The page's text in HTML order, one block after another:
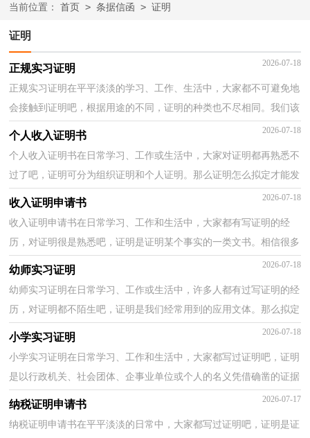
当前位置： 首页 > 条据信函 > 证明
证明
正规实习证明 2026-07-18
正规实习证明在平平淡淡的学习、工作、生活中，大家都不可避免地
会接触到证明吧，根据用途的不同，证明的种类也不尽相同。我们该
怎么拟定证明呢？以下是小编帮大家整理的正规实习证...
个人收入证明书 2026-07-18
个人收入证明书在日常学习、工作或生活中，大家对证明都再熟悉不
过了吧，证明可分为组织证明和个人证明。那么证明怎么拟定才能发
挥它最大的作用呢？以下是小编整理的个人收入证明...
收入证明申请书 2026-07-18
收入证明申请书在日常学习、工作和生活中，大家都有写证明的经
历，对证明很是熟悉吧，证明是证明某个事实的一类文书。相信很多
朋友都对拟证明感到非常苦恼吧，以下是小编帮大家整理...
幼师实习证明 2026-07-18
幼师实习证明在日常学习、工作或生活中，许多人都有过写证明的经
历，对证明都不陌生吧，证明是我们经常用到的应用文体。那么拟定
证明真的很难吗？以下是小编整理的幼师实习证明，欢迎...
小学实习证明 2026-07-18
小学实习证明在日常学习、工作和生活中，大家都写过证明吧，证明
是以行政机关、社会团体、企事业单位或个人的名义凭借确凿的证据
证明某人的身份、经历或某件事情的真实情况时所...
纳税证明申请书 2026-07-17
纳税证明申请书在平平淡淡的日常中，大家都写过证明吧，证明是证